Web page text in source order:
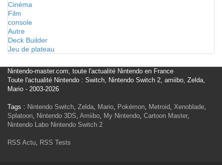
Cinéma
Film
console
Autre
Deck Builder
Jeu de plateau
Nintendo-master.com, toute l'actualité Nintendo en France
Toute l'actualité Nintendo : Switch, Nintendo Switch 2, amiibo, Zelda,
Mario - 2003-2026
Tags : Nintendo Switch, Zelda, Mario, Pokémon, Metroid, Xenoblade,
Splatoon, Nintendo 3DS, Amiibo, My Nintendo, Cartoon Master,
Nintendo Labo Nintendo Switch 2
RSS Actu, RSS Tests